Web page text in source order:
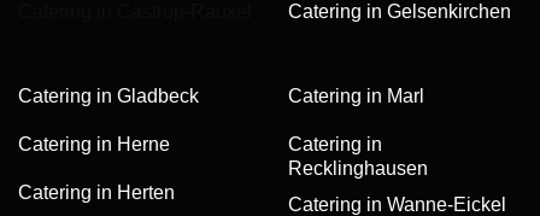
Catering in Gelsenkirchen
Catering in Gladbeck
Catering in Herne
Catering in Herten
Catering in Marl
Catering in
Recklinghausen
Catering in Wanne-Eickel